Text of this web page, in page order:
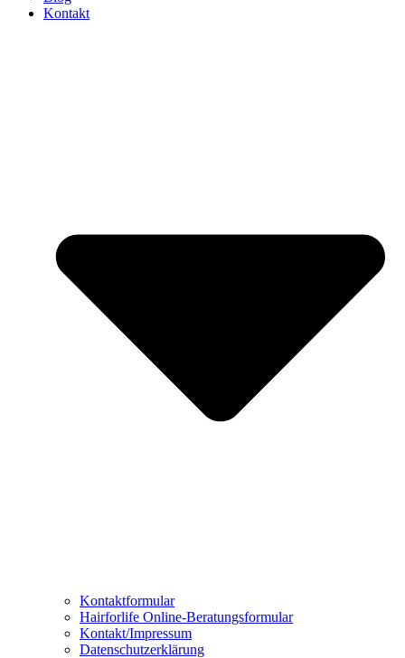
Kontakt
Kontaktformular
Hairforlife Online-Beratungsformular
Kontakt/Impressum
Datenschutzerklärung